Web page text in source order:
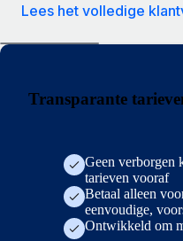
Lees het volledige
Transparante
Geen verborgen
tarieven vooraf
Betaal alleen
eenvoudige,
Ontwikkeld om